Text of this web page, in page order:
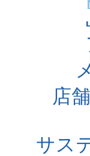
店
サス